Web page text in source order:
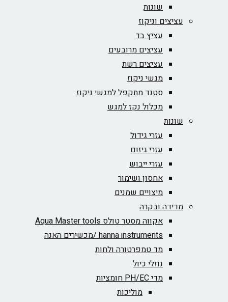
שונות
עציצים וניקוז
עציץ בד
עציצים מרובעים
עציצים רשת
מגשי ניקוז
סטנד מתקפל למגשי ניקוז
מכלול נקז למגש
שונות
עזרי גידול
עזרי גיזום
עזרי ייבוש
אחסון ושימור
מיצויים שמנים
מדידה ובקרה
אקווה מסטר טולס Aqua Master tools
hanna instruments /מכשירים האנה
מד טמפרטורה ולחות
נוזלי כיול
מדי PH/EC חומציות
מוליכות